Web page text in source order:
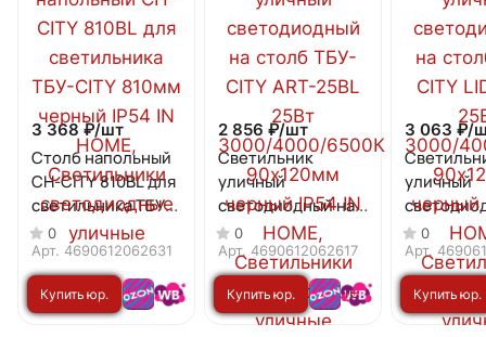
3 368 ₽/шт
Столб напольный
СН-CITY 810BL для
светильника ТБУ-
CITY 810мм черный
IP54 IN HOME
0
Арт. 4690612062631
Купить юр.
2 856 ₽/шт
Светильник
уличный
светодиодный на
столб ТБУ-CITY
ART-25BL 25Вт
3000/4000/6500К
90x120мм черный
IP54 IN HOME
0
Арт. 4690612062617
Купить юр.
3 063 ₽/
уличный
столб
LID-25BL
3000/
IP54 IN
0
Арт.
Купить юр.